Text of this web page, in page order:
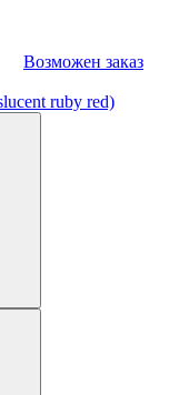
Возможен заказ
ruby red)